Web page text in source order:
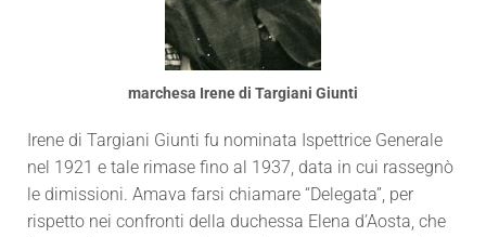
marchesa Irene di Targiani Giunti
Irene di Targiani Giunti fu nominata Ispettrice Generale
nel 1921 e tale rimase fino al 1937, data in cui rassegnò
le dimissioni. Amava farsi chiamare “Delegata”, per
rispetto nei confronti della duchessa Elena d’Aosta, che